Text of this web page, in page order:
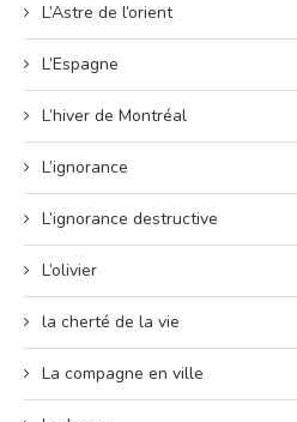
L’Astre de l’orient
L’Espagne
L’hiver de Montréal
L’ignorance
L’ignorance destructive
L’olivier
la cherté de la vie
La compagne en ville